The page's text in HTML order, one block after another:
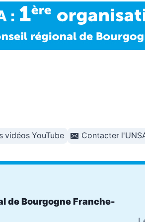
vidéos YouTube Contacter
de Bourgogne Franche-